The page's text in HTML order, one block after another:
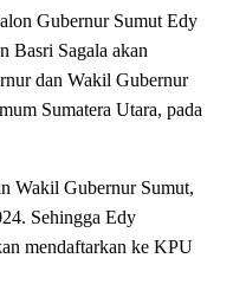
Gubernur Sumut Edy
Basri Sagala akan
dan Wakil Gubernur
Sumatera Utara, pada
Wakil Gubernur Sumut,
Sehingga Edy
mendaftarkan ke KPU